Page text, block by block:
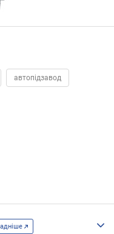
автопідзавод